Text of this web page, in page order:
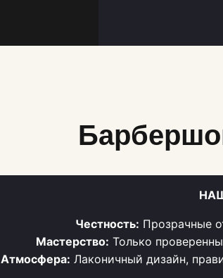
Честность: Прозрачные
Мастерство: Только
Атмосфера: Лаконичный дизайн,